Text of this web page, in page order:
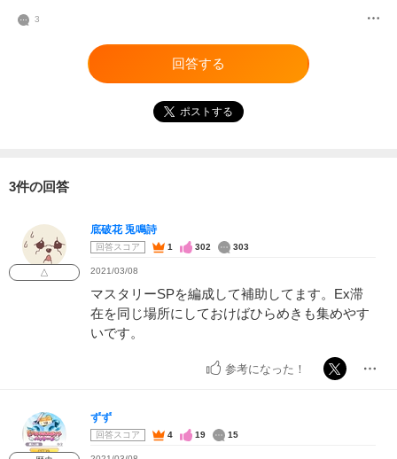
3
回答する
ポストする
3件の回答
△
底破花 兎鳴詩
回答スコア 1 302 303
2021/03/08
マスタリーSPを編成して補助してます。Ex滞
在を同じ場所にしておけばひらめきも集めやす
いです。
参考になった！
ずず
回答スコア 4 19 15